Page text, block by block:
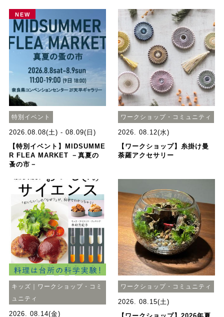
NEW
特別イベント
2026.08.08(土) - 08.09(日)
【特別イベント】MIDSUMME
R FLEA MARKET －真夏の
蚤の市－
ワークショップ・コミュニティ
2026. 08.12(水)
【ワークショップ】糸掛け曼
荼羅アクセサリー
キッズ｜ワークショップ・コミ
ュニティ
2026. 08.14(金)
ワークショップ・コミュニティ
2026. 08.15(土)